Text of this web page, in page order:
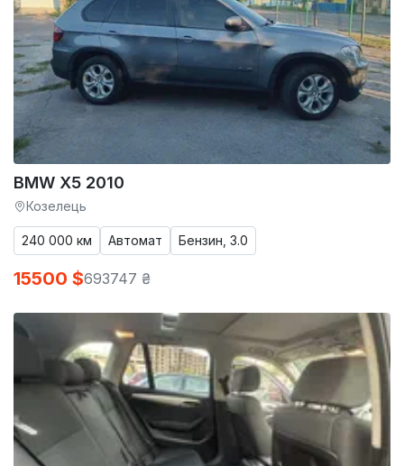
BMW X5 2010
Козелець
240 000 км Автомат Бензин, 3.0
15500 $693747 ₴